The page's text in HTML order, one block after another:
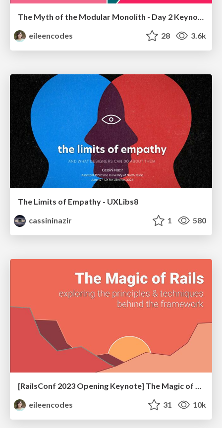
The Myth of the Modular Monolith - Day 2 Keynote - Rails World 2024
eileencodes
28 3.6k
The Limits of Empathy - UXLibs8
cassininazir
1 580
[RailsConf 2023 Opening Keynote] The Magic of Rails
eileencodes
31 10k